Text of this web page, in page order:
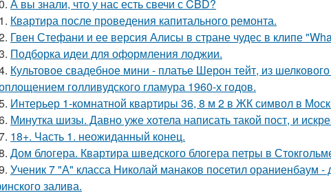
А вы знали, что у нас есть свечи с CBD?
Квартира после проведения капитального ремонта.
Гвен Стефани и ее версия Алисы в стране чудес в клипе
Подборка идеи для оформления лоджии.
Культовое свадебное мини - платье Шерон тейт, из
голливудского гламура 1960-х годов.
Интерьер 1-комнатной квартиры 36, 8 м 2 в ЖК символ в
Минутка шизы. Давно уже хотела написать такой пост, и
18+. Часть 1. неожиданный конец.
Дом блогера. Квартира шведского блогера петры в
Ученик 7 "А" класса Николай манаков посетил ораниенбаум
залива.